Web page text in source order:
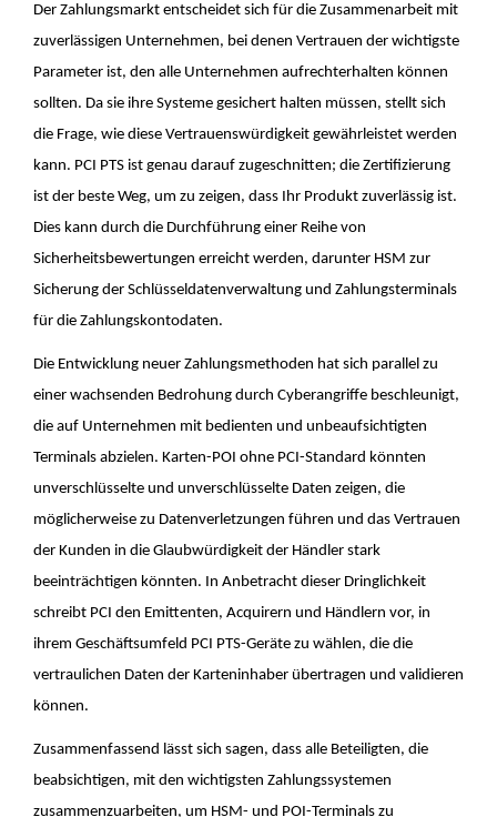
Der Zahlungsmarkt entscheidet sich für die Zusammenarbeit mit
zuverlässigen Unternehmen, bei denen Vertrauen der wichtigste
Parameter ist, den alle Unternehmen aufrechterhalten können
sollten. Da sie ihre Systeme gesichert halten müssen, stellt sich
die Frage, wie diese Vertrauenswürdigkeit gewährleistet werden
kann. PCI PTS ist genau darauf zugeschnitten; die Zertifizierung
ist der beste Weg, um zu zeigen, dass Ihr Produkt zuverlässig ist.
Dies kann durch die Durchführung einer Reihe von
Sicherheitsbewertungen erreicht werden, darunter HSM zur
Sicherung der Schlüsseldatenverwaltung und Zahlungsterminals
für die Zahlungskontodaten.
Die Entwicklung neuer Zahlungsmethoden hat sich parallel zu
einer wachsenden Bedrohung durch Cyberangriffe beschleunigt,
die auf Unternehmen mit bedienten und unbeaufsichtigten
Terminals abzielen. Karten-POI ohne PCI-Standard könnten
unverschlüsselte und unverschlüsselte Daten zeigen, die
möglicherweise zu Datenverletzungen führen und das Vertrauen
der Kunden in die Glaubwürdigkeit der Händler stark
beeinträchtigen könnten. In Anbetracht dieser Dringlichkeit
schreibt PCI den Emittenten, Acquirern und Händlern vor, in
ihrem Geschäftsumfeld PCI PTS-Geräte zu wählen, die die
vertraulichen Daten der Karteninhaber übertragen und validieren
können.
Zusammenfassend lässt sich sagen, dass alle Beteiligten, die
beabsichtigen, mit den wichtigsten Zahlungssystemen
zusammenzuarbeiten, um HSM- und POI-Terminals zu